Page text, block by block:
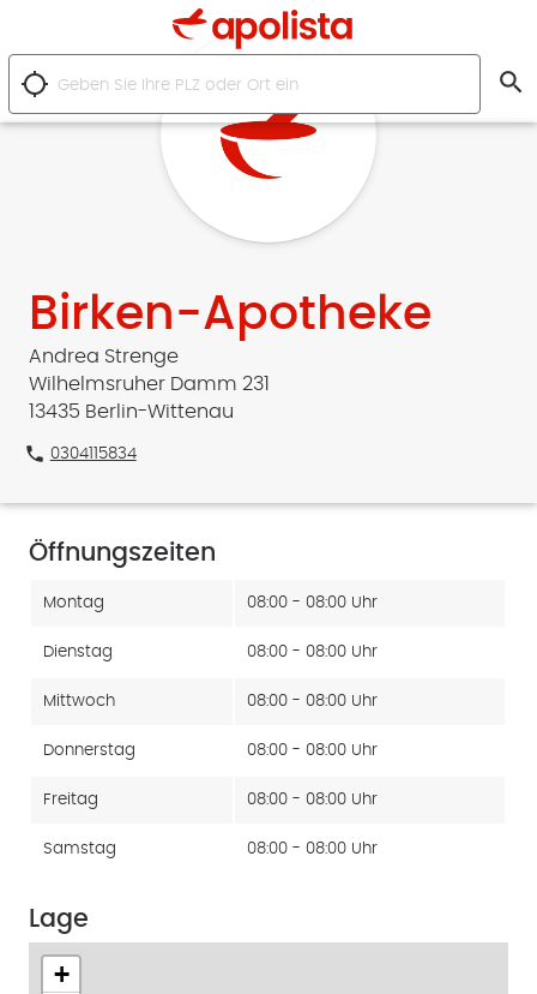
location_searching search
Birken-Apotheke
Andrea Strenge
Wilhelmsruher Damm 231
13435 Berlin-Wittenau
phone 0304115834
Öffnungszeiten
Montag 08:00 - 08:00 Uhr
Dienstag 08:00 - 08:00 Uhr
Mittwoch 08:00 - 08:00 Uhr
Donnerstag 08:00 - 08:00 Uhr
Freitag 08:00 - 08:00 Uhr
Samstag 08:00 - 08:00 Uhr
Lage
+